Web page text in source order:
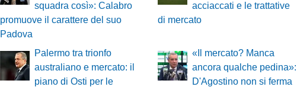
squadra così»: Calabro
promuove il carattere del suo
Padova
acciaccati e le trattative
di mercato
Palermo tra trionfo
australiano e mercato: il
piano di Osti per le
«Il mercato? Manca
ancora qualche pedina»:
D'Agostino non si ferma